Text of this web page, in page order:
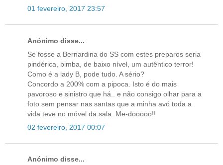
01 fevereiro, 2017 23:57
Anónimo disse...
Se fosse a Bernardina do SS com estes preparos seria
pindérica, bimba, de baixo nível, um autêntico terror!
Como é a lady B, pode tudo. A sério?
Concordo a 200% com a pipoca. Isto é do mais
pavoroso e sinistro que há.. e não consigo olhar para a
foto sem pensar nas santas que a minha avó toda a
vida teve no móvel da sala. Me-dooooo!!
02 fevereiro, 2017 00:07
Anónimo disse...